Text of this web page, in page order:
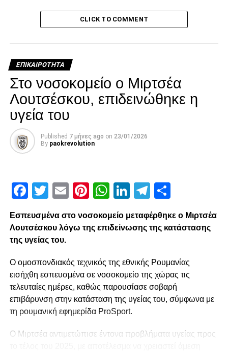
CLICK TO COMMENT
ΕΠΙΚΑΙΡΌΤΗΤΑ
Στο νοσοκομείο ο Μιρτσέα
Λουτσέσκου, επιδεινώθηκε η
υγεία του
Published 7 μήνες ago on 23/01/2026
By paokrevolution
Facebook
Twitter
EmailPinterest
WhatsApp
LinkedIn
Telegram
Εσπευσμένα στο νοσοκομείο μεταφέρθηκε ο Μιρτσέα
Λουτσέσκου λόγω της επιδείνωσης της κατάστασης
της υγείας του.
Ο ομοσπονδιακός τεχνικός της εθνικής Ρουμανίας
εισήχθη εσπευσμένα σε νοσοκομείο της χώρας τις
τελευταίες ημέρες, καθώς παρουσίασε σοβαρή
επιβάρυνση στην κατάσταση της υγείας του, σύμφωνα με
τη ρουμανική εφημερίδα ProSport.
Ο Μιρτσέα αντιμετώπισε έντονα προβλήματα υγείας προς